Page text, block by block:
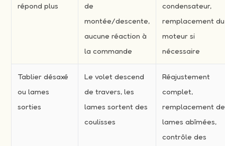
répond plus
de
montée/descente,
aucune réaction à
la commande
condensateur,
remplacement du
moteur si
nécessaire
Tablier désaxé
ou lames
sorties
Le volet descend
de travers, les
lames sortent des
coulisses
Réajustement
complet,
remplacement de
lames abîmées,
contrôle des